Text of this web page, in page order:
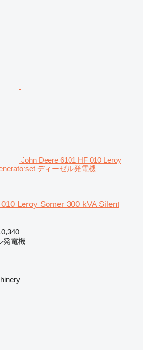
John Deere 6101 HF 010 Leroy
ディーゼル発電機
Leroy Somer 300 kVA Silent
発電機